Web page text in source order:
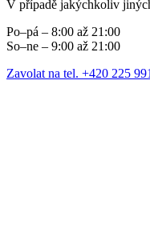
V případě jakýchkoliv
Po–pá – 8:00 až 21:00
So–ne – 9:00 až 21:00
Zavolat na tel. +420 225